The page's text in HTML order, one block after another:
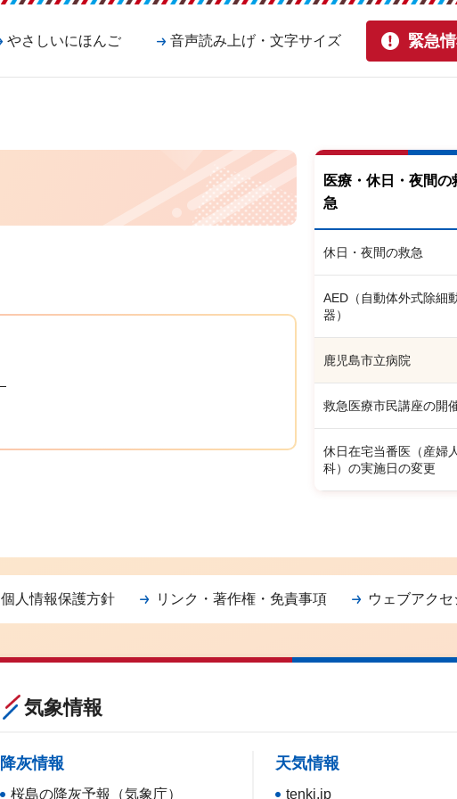
やさしいにほんご 音声読み上げ・文字サイズ 緊急
医療・休日・夜間の
急
休日・夜間の救急
AED（自動体外式除細
器）
鹿児島市立病院
救急医療市民講座の開
休日在宅当番医（産婦人
科）の実施日の変更
個人情報保護方針 リンク・著作権・免責事項 ウェブアク
気象情報
降灰情報
桜島の降灰予報（気象庁）
天気情報
tenki.jp